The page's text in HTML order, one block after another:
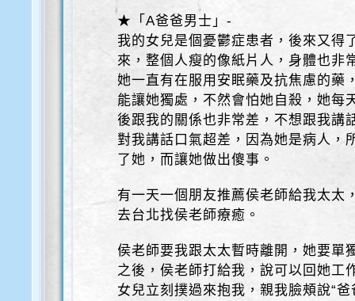
★「A爸爸男士」-
我的女兒是個憂鬱症患者，後來又得
來，整個人瘦的像紙片人，身體也非
她一直有在服用安眠藥及抗焦慮的藥
能讓她獨處，不然會怕她自殺，她每
後跟我的關係也非常差，不想跟我講
對我講話口氣超差，因為她是病人，
了她，而讓她做出傻事。
有一天一個朋友推薦侯老師給我太太
去台北找侯老師療癒。
侯老師要我跟太太暫時離開，她要單
之後，侯老師打給我，說可以回她工
女兒立刻撲過來抱我，親我臉頰說“